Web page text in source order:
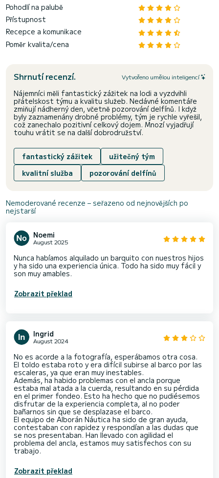
Pohodlí na palubě
Přístupnost
Recepce a komunikace
Poměr kvalita/cena
Shrnutí recenzí. Vytvořeno umělou inteligencí
Nájemníci měli fantastický zážitek na lodi a vyzdvihli
přátelskost týmu a kvalitu služeb. Nedávné komentáře
zmiňují nádherný den, včetně pozorování delfínů. I když
byly zaznamenány drobné problémy, tým je rychle vyřešil,
což zanechalo pozitivní celkový dojem. Mnozí vyjadřují
touhu vrátit se na další dobrodružství.
fantastický zážitek
užitečný tým
kvalitní služba
pozorování delfínů
Nemoderované recenze – seřazeno od nejnovějších po
nejstarší
Noemi
August 2025
Nunca habíamos alquilado un barquito con nuestros hijos
y ha sido una experiencia única. Todo ha sido muy fácil y
son muy amables.
Zobrazit překlad
Ingrid
August 2024
No es acorde a la fotografía, esperábamos otra cosa.
El toldo estaba roto y era difícil subirse al barco por las
escaleras, ya que eran muy inestables.
Además, ha habido problemas con el ancla porque
estaba mal atada a la cuerda, resultando en su pérdida
en el primer fondeo. Esto ha hecho que no pudiésemos
disfrutar de la experiencia completa, al no poder
bañarnos sin que se desplazase el barco.
El equipo de Alborán Náutica ha sido de gran ayuda,
contestaban con rapidez y respondían a las dudas que
se nos presentaban. Han llevado con agilidad el
problema del ancla, estamos muy satisfechos con su
trabajo.
Zobrazit překlad